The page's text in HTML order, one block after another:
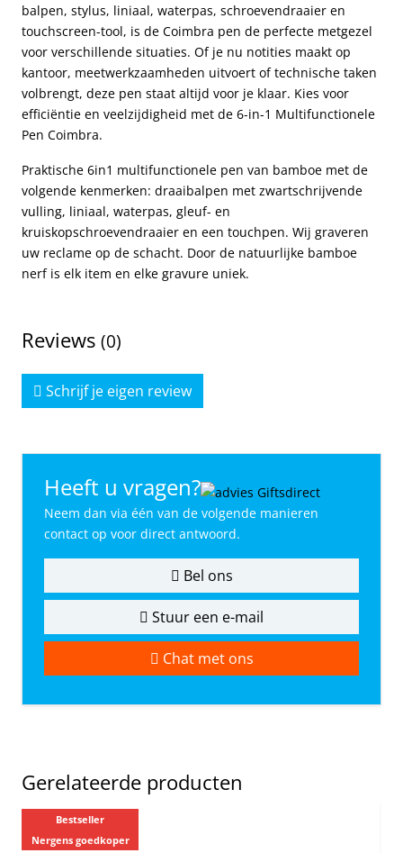
balpen, stylus, liniaal, waterpas, schroevendraaier en
touchscreen-tool, is de Coimbra pen de perfecte metgezel
voor verschillende situaties. Of je nu notities maakt op
kantoor, meetwerkzaamheden uitvoert of technische taken
volbrengt, deze pen staat altijd voor je klaar. Kies voor
efficiëntie en veelzijdigheid met de 6-in-1 Multifunctionele
Pen Coimbra.
Praktische 6in1 multifunctionele pen van bamboe met de
volgende kenmerken: draaibalpen met zwartschrijvende
vulling, liniaal, waterpas, gleuf- en
kruiskopschroevendraaier en een touchpen. Wij graveren
uw reclame op de schacht. Door de natuurlijke bamboe
nerf is elk item en elke gravure uniek.
Reviews (0)
Schrijf je eigen review
Heeft u vragen?
Neem dan via één van de volgende manieren
contact op voor direct antwoord.
Bel ons
Stuur een e-mail
Chat met ons
Gerelateerde producten
Bestseller
Nergens goedkoper